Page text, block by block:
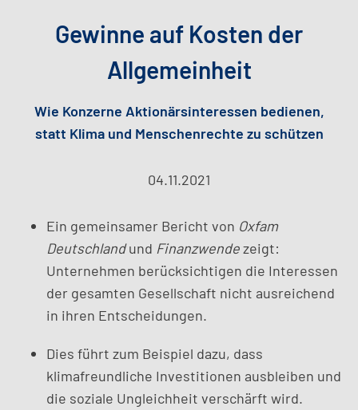
Gewinne auf Kosten der
Allgemeinheit
Wie Konzerne Aktionärsinteressen bedienen,
statt Klima und Menschenrechte zu schützen
04.11.2021
Ein gemeinsamer Bericht von Oxfam
Deutschlandund Finanzwendezeigt:
Unternehmen berücksichtigen die Interessen
der gesamten Gesellschaft nicht ausreichend
in ihren Entscheidungen.
Dies führt zum Beispiel dazu, dass
klimafreundliche Investitionen ausbleiben und
die soziale Ungleichheit verschärft wird.